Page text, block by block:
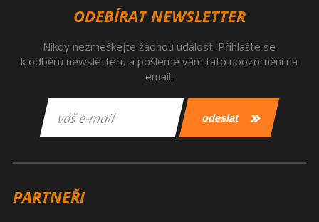
ODEBÍRAT NEWSLETTER
Nikdy nezmeškejte žádnou událost. Přihlašte se
k odběru newsletteru a pošleme vám tato upozornění na
email.
PARTNEŘI